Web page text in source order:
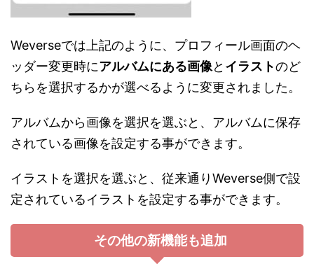
Weverseでは上記のように、プロフィール画面のヘ
ッダー変更時にアルバムにある画像と イラストのど
ちらを選択するかが選べるように変更されました。
アルバムから画像を選択を選ぶと、アルバムに保存
されている画像を設定する事ができます。
イラストを選択を選ぶと、従来通りWeverse側で設
定されているイラストを設定する事ができます。
その他の新機能も追加